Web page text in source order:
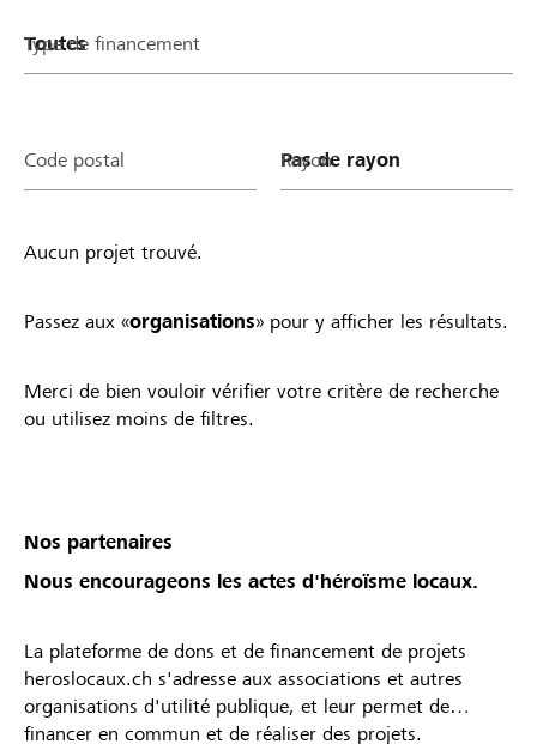
Type de financement
Code postal Rayon
Aucun projet trouvé.
Passez aux «organisations» pour y afficher les résultats.
Merci de bien vouloir vérifier votre critère de recherche
ou utilisez moins de filtres.
Nos partenaires
Nous encourageons les actes d'héroïsme locaux.
La plateforme de dons et de financement de projets
heroslocaux.ch s'adresse aux associations et autres
organisations d'utilité publique, et leur permet de
financer en commun et de réaliser des projets.